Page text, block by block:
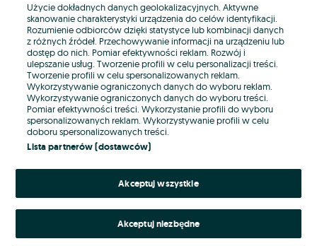
E-mail
Hasło
Nie pamiętasz hasła?
Zaloguj się
Użycie dokładnych danych geolokalizacyjnych. Aktywne
skanowanie charakterystyki urządzenia do celów identyfikacji.
Rozumienie odbiorców dzięki statystyce lub kombinacji danych
z różnych źródeł. Przechowywanie informacji na urządzeniu lub
dostęp do nich. Pomiar efektywności reklam. Rozwój i
ulepszanie usług. Tworzenie profili w celu personalizacji treści.
Tworzenie profili w celu spersonalizowanych reklam.
Wykorzystywanie ograniczonych danych do wyboru reklam.
Wykorzystywanie ograniczonych danych do wyboru treści.
Pomiar efektywności treści. Wykorzystanie profili do wyboru
spersonalizowanych reklam. Wykorzystywanie profili w celu
doboru spersonalizowanych treści.
Lista partnerów (dostawców)
Akceptuj wszystkie
Akceptuj niezbędne